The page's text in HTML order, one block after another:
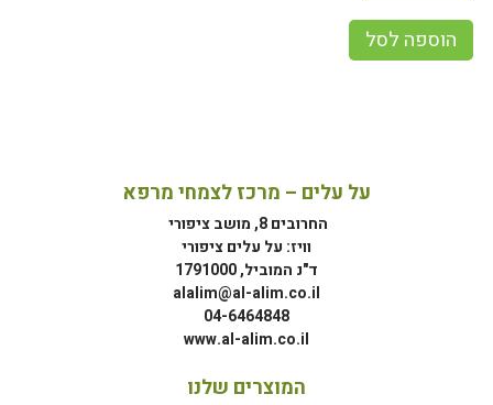
הוספה לסל
על עלים – מרכז לצמחי מרפא
החרובים 8, מושב ציפורי
וויז: על עלים ציפורי
ד"נ המוביל, 1791000
alalim@al-alim.co.il
04-6464848
www.al-alim.co.il
המוצרים שלנו